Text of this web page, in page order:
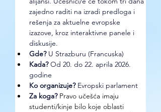
zajedno raditi na izradi predloga i
rešenja za aktuelne evropske
izazove, kroz interaktivne panele i
diskusije.
Gde? U Strazburu (Francuska)
Kada? Od 20. do 22. aprila 2026.
godine
Ko organizuje? Evropski parlament
Za koga? Pravo učešća imaju
studenti/kinje bilo koje oblasti